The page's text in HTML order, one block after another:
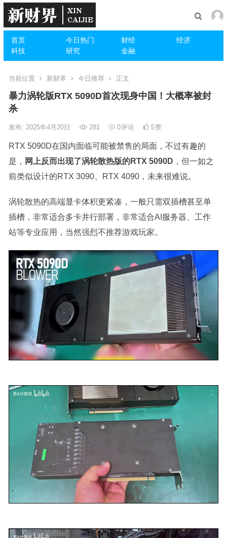
首页 今日热门 财经
经济
科技
研究 金融
当前位置 新财界 今日推荐 正文
暴力涡轮版RTX 5090D首次现身中国！大概率被封
杀
发布: 2025年4月20日 281 0评论 5赞
RTX 5090D在国内面临可能被禁售的局面，不过有趣的
是， 网上反而出现了涡轮散热版的RTX 5090D ，但一如之
前类似设计的RTX 3090、RTX 4090，未来很难说。
涡轮散热的高端显卡体积更紧凑，一般只需双插槽甚至单
插槽，非常适合多卡并行部署，非常适合AI服务器、工作
站等专业应用，当然强烈不推荐游戏玩家。